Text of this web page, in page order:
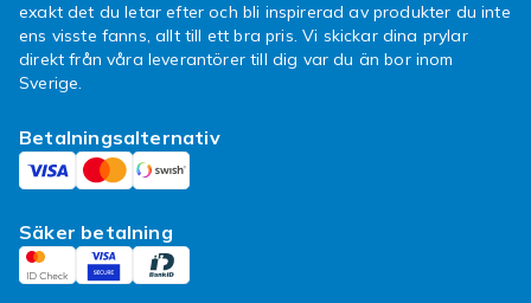
exakt det du letar efter och bli inspirerad av produkter du inte
ens visste fanns, allt till ett bra pris. Vi skickar dina prylar
direkt från våra leverantörer till dig var du än bor inom
Sverige.
Betalningsalternativ
Säker betalning